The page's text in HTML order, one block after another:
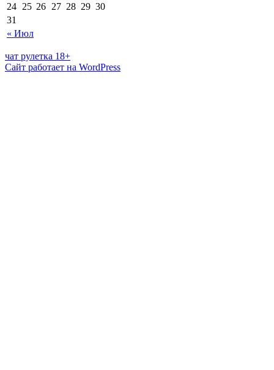
« Июл
24 25 26 27 28 29 30
31
чат рулетка 18+
Сайт работает на WordPress